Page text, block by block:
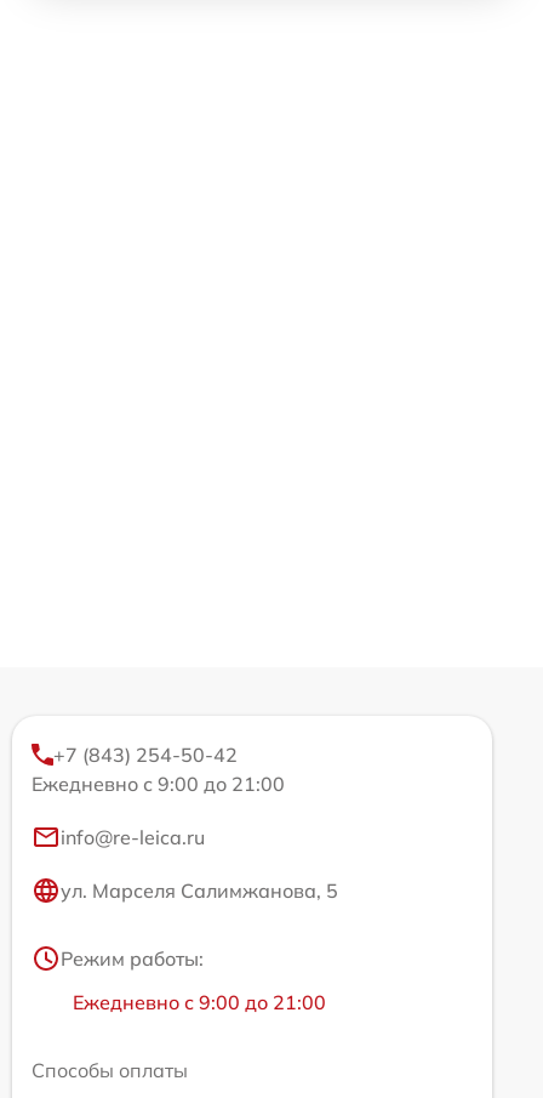
+7 (843) 254-50-42
Ежедневно с 9:00 до 21:00
info@re-leica.ru
ул. Марселя Салимжанова, 5
Режим работы:
Ежедневно с 9:00 до 21:00
Способы оплаты